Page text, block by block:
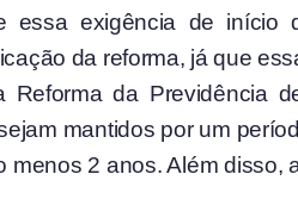
essa exigência de
da reforma, já que
Reforma da Previdência
mantidos por um
menos 2 anos. Além